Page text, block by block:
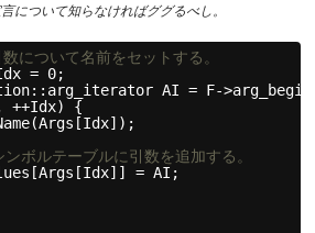
について知らなければググるべし。
について名前をセットする。
= 0;
AI = F-
++Idx) {
ボルテーブルに引数を追加する。
= AI;